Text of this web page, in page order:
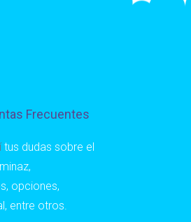
Frecuentes
tus dudas sobre el
opciones,
entre otros.